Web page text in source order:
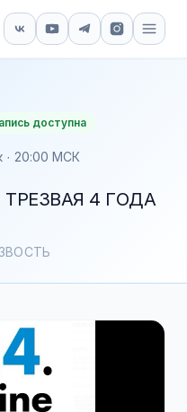
доступна
· 20:00 МСК
4 ГОДА